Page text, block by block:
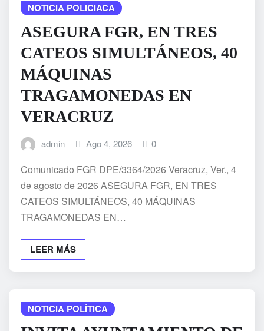
NOTICIA POLICIACA
ASEGURA FGR, EN TRES
CATEOS SIMULTÁNEOS, 40
MÁQUINAS
TRAGAMONEDAS EN
VERACRUZ
admin Ago 4, 2026 0
Comunicado FGR DPE/3364/2026 Veracruz, Ver., 4
de agosto de 2026 ASEGURA FGR, EN TRES
CATEOS SIMULTÁNEOS, 40 MÁQUINAS
TRAGAMONEDAS EN…
LEER MÁS
NOTICIA POLÍTICA